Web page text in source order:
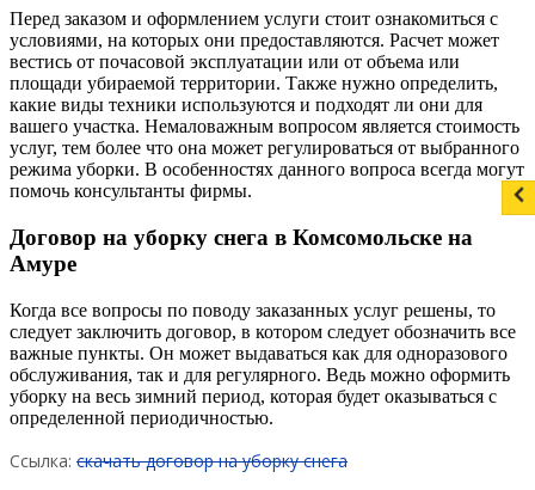
Перед заказом и оформлением услуги стоит ознакомиться с
условиями, на которых они предоставляются. Расчет может
вестись от почасовой эксплуатации или от объема или
площади убираемой территории. Также нужно определить,
какие виды техники используются и подходят ли они для
вашего участка. Немаловажным вопросом является стоимость
услуг, тем более что она может регулироваться от выбранного
режима уборки. В особенностях данного вопроса всегда могут
помочь консультанты фирмы.
Договор на уборку снега в Комсомольске на
Амуре
Когда все вопросы по поводу заказанных услуг решены, то
следует заключить договор, в котором следует обозначить все
важные пункты. Он может выдаваться как для одноразового
обслуживания, так и для регулярного. Ведь можно оформить
уборку на весь зимний период, которая будет оказываться с
определенной периодичностью.
Ссылка: скачать договор на уборку снега